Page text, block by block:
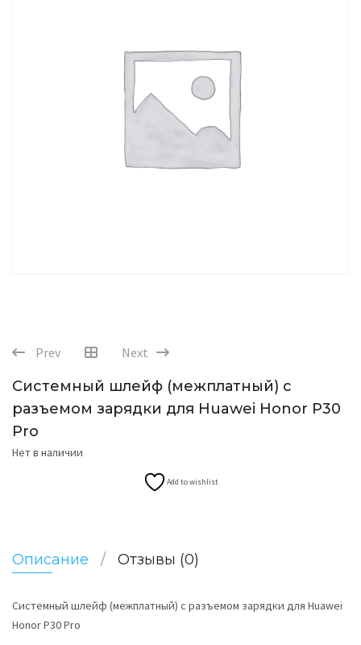
Prev Next
Системный шлейф (межплатный) с
разъемом зарядки для Huawei Honor P30
Pro
Нет в наличии
Add to wishlist
Описание Отзывы (0)
Системный шлейф (межплатный) с разъемом зарядки для Huawei
Honor P30 Pro